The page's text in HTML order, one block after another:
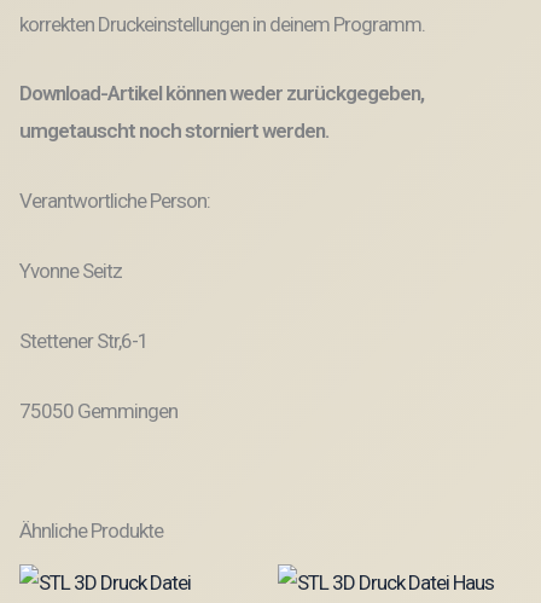
korrekten Druckeinstellungen in deinem Programm.
Download-Artikel können weder zurückgegeben,
umgetauscht noch storniert werden.
Verantwortliche Person:
Yvonne Seitz
Stettener Str,6-1
75050 Gemmingen
Ähnliche Produkte